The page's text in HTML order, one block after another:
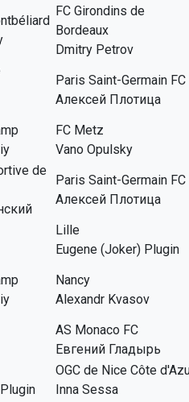
FC Girondins de
Bordeaux
Dmitry Petrov
Paris Saint-Germain FC
Алексей Плотица
FC Metz
Vano Opulsky
de
Paris Saint-Germain FC
Алексей Плотица
Lille
Eugene (Joker) Plugin
Nancy
Alexandr Kvasov
AS Monaco FC
Евгений Гладырь
OGC de Nice Côte
Inna Sessa